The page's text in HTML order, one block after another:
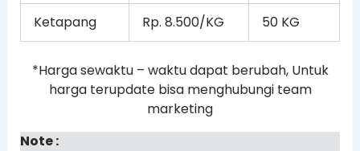
Ketapang Rp. 8.500/KG 50 KG
*Harga sewaktu – waktu dapat berubah, Untuk
harga terupdate bisa menghubungi team
marketing
Note :